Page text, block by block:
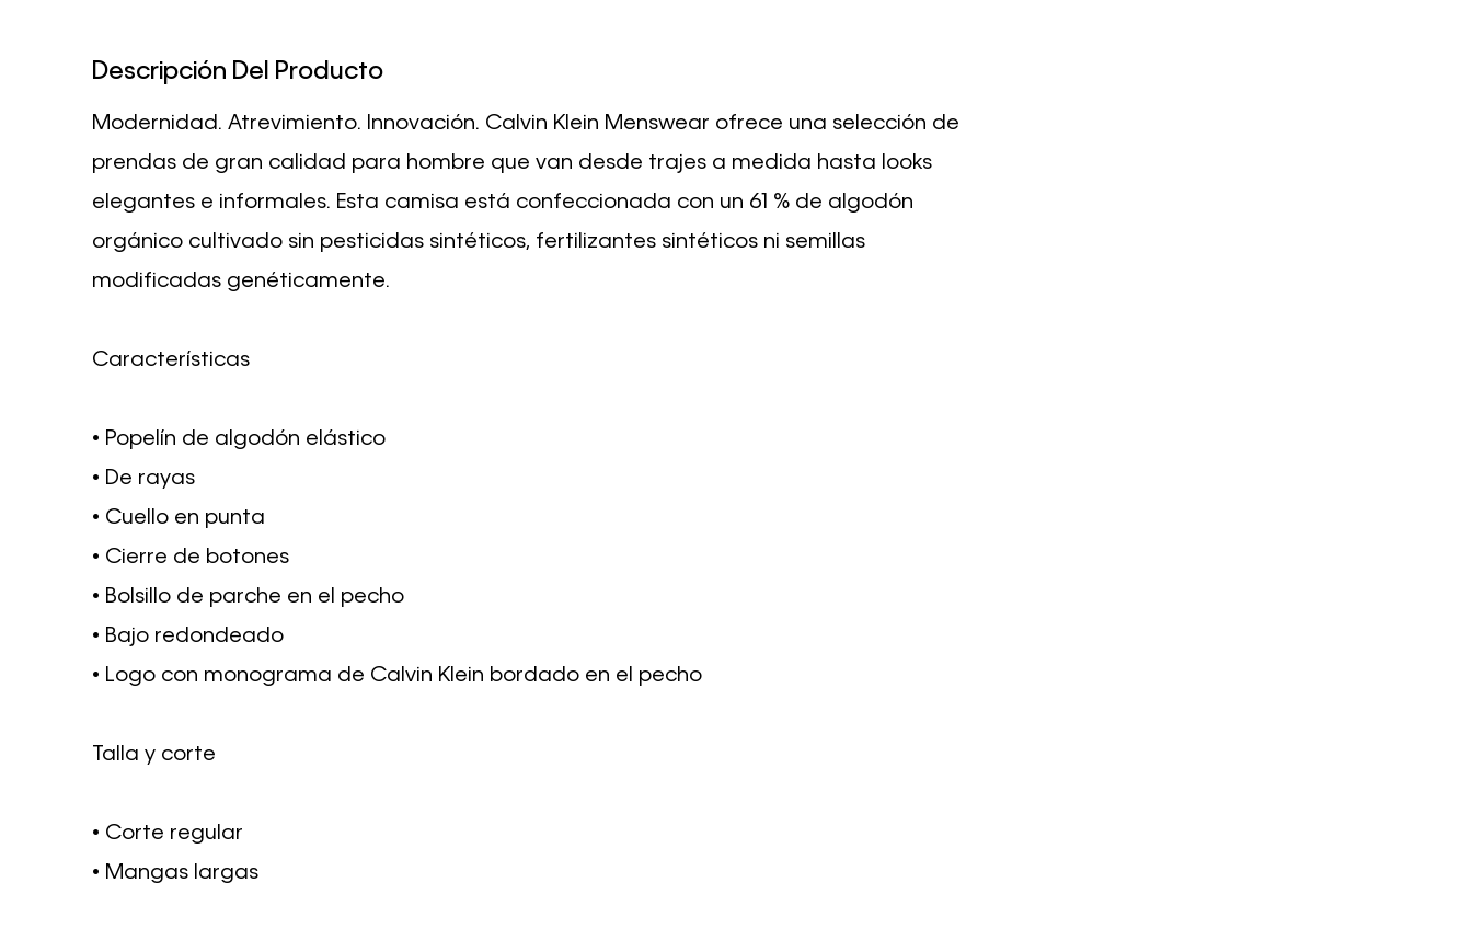
Descripción Del Producto
Modernidad. Atrevimiento. Innovación. Calvin Klein Menswear ofrece una selección de
prendas de gran calidad para hombre que van desde trajes a medida hasta looks
elegantes e informales. Esta camisa está confeccionada con un 61 % de algodón
orgánico cultivado sin pesticidas sintéticos, fertilizantes sintéticos ni semillas
modificadas genéticamente.
Características
• Popelín de algodón elástico
• De rayas
• Cuello en punta
• Cierre de botones
• Bolsillo de parche en el pecho
• Bajo redondeado
• Logo con monograma de Calvin Klein bordado en el pecho
Talla y corte
• Corte regular
• Mangas largas